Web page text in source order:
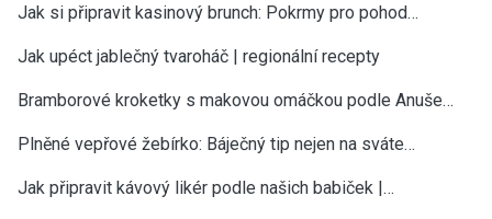
Jak si připravit kasinový brunch: Pokrmy pro pohod…
Jak upéct jablečný tvaroháč | regionální recepty
Bramborové kroketky s makovou omáčkou podle Anuše…
Plněné vepřové žebírko: Báječný tip nejen na sváte…
Jak připravit kávový likér podle našich babiček |…